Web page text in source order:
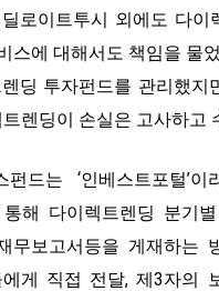
로이트투시 외에도 다
스에 대해서도 책임을 물
딩 투자펀드를 관리했
렌딩이 손실은 고사하고
드는 ‘인베스트포털’이
통해 다이렉트렌딩 분기
무보고서등을 게재하는
게 직접 전달, 제3자의